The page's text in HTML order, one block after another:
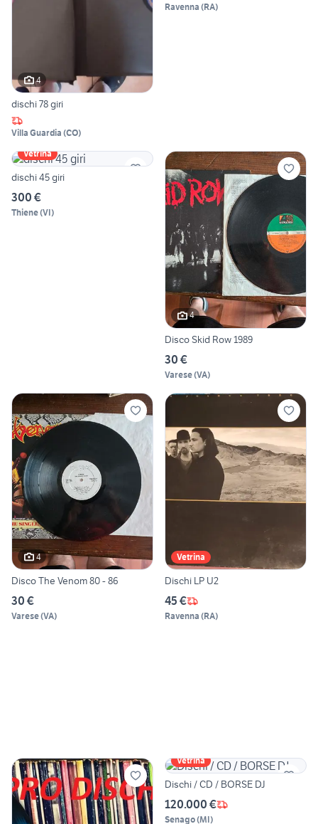
4
dischi 78 giri
Villa Guardia (CO)
Ravenna (RA)
Vetrina
dischi 45 giri
300 €
Thiene(VI)
4
Disco Skid Row 1989
30 €
Varese(VA)
4
Disco The Venom 80 - 86
30 €
Varese(VA)
Vetrina
Dischi LP U2
45 €
Ravenna (RA)
Vetrina
Dischi / CD / BORSE DJ
120.000 €
Senago(MI)